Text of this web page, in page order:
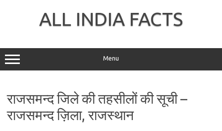
ALL INDIA FACTS
Menu
राजसमन्द जिले की तहसीलों की सूची –
राजसमन्द ज़िला, राजस्थान